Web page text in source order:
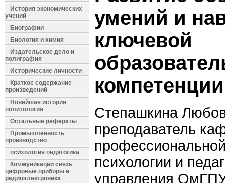
История экономических
учений
Биографии
Биология и химия
Издательское дело и
полиграфия
Исторические личности
Краткое содержание
произведений
Новейшая история
политология
Остальные рефераты
Промышленность
производство
психология педагогика
Коммуникации связь
цифровые приборы и
радиоэлектроника
умений и
ключевой
компетенции
Степашкина
преподаватель
психологии и
управления